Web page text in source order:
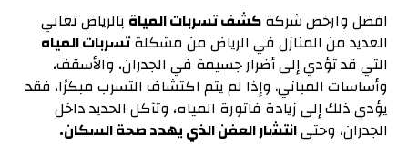
افضل وارخص شركةكشف تسربات المياة بالرياض تعاني
العديد من المنازل في الرياض من مشكلةتسربات المياه
التي قد تؤدي إلى أضرار جسيمة في الجدران، والأسقف،
وأساسات المباني. وإذا لم يتم اكتشاف التسرب مبكرًا، فقد
يؤدي ذلك إلى زيادة فاتورة المياه، وتآكل الحديد داخل
الجدران، وحتىانتشار العفن الذي يهدد صحة السكان.